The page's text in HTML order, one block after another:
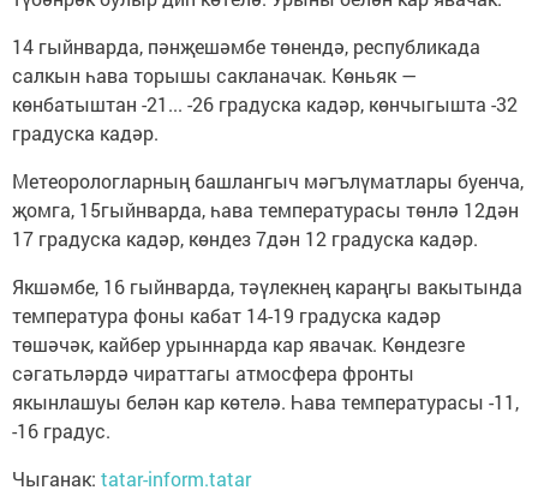
14 гыйнварда, пәнҗешәмбе төнендә, республикада
салкын һава торышы сакланачак. Көньяк —
көнбатыштан -21... -26 градуска кадәр, көнчыгышта -32
градуска кадәр.
Метеорологларның башлангыч мәгълүматлары буенча,
җомга, 15гыйнварда, һава температурасы төнлә 12дән
17 градуска кадәр, көндез 7дән 12 градуска кадәр.
Якшәмбе, 16 гыйнварда, тәүлекнең караңгы вакытында
температура фоны кабат 14-19 градуска кадәр
төшәчәк, кайбер урыннарда кар явачак. Көндезге
сәгатьләрдә чираттагы атмосфера фронты
якынлашуы белән кар көтелә. Һава температурасы -11,
-16 градус.
Чыганак: tatar-inform.tatar